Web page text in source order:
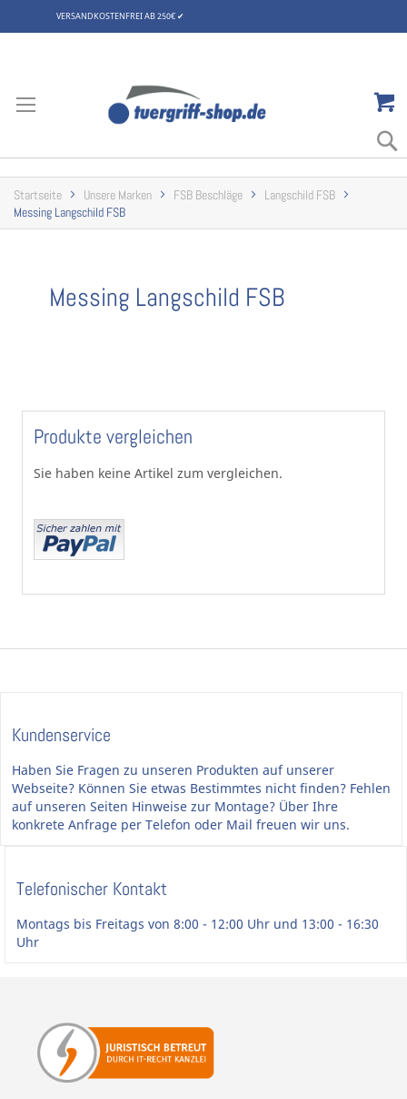
VERSANDKOSTENFREI AB 250€ ✔
springen
Startseite Unsere Marken FSB Beschläge
Langschild FSB
Messing Langschild FSB
Messing Langschild FSB
Produkte vergleichen
Sie haben keine Artikel zum vergleichen.
Kundenservice
Haben Sie Fragen zu unseren Produkten auf unserer
Webseite? Können Sie etwas Bestimmtes nicht finden? Fehlen
auf unseren Seiten Hinweise zur Montage? Über Ihre
konkrete Anfrage per Telefon oder Mail freuen wir uns.
Telefonischer Kontakt
Montags bis Freitags von 8:00 - 12:00 Uhr und 13:00 - 16:30
Uhr